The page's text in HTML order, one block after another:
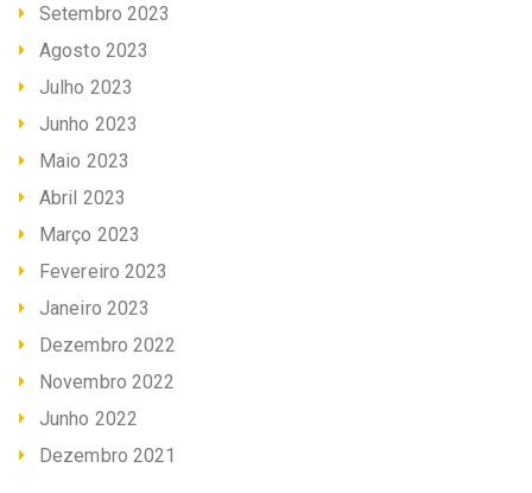
Setembro 2023
Agosto 2023
Julho 2023
Junho 2023
Maio 2023
Abril 2023
Março 2023
Fevereiro 2023
Janeiro 2023
Dezembro 2022
Novembro 2022
Junho 2022
Dezembro 2021